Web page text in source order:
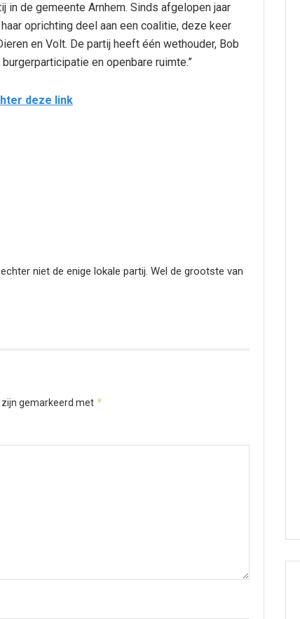
in de gemeente Arnhem. Sinds afgelopen jaar
oprichting deel aan een coalitie, deze keer
en Volt. De partij heeft één wethouder, Bob
en openbare ruimte.”
deze link
niet de enige lokale partij. Wel de grootste van
gemarkeerd met *